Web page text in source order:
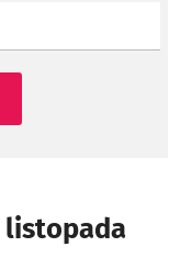
listopada